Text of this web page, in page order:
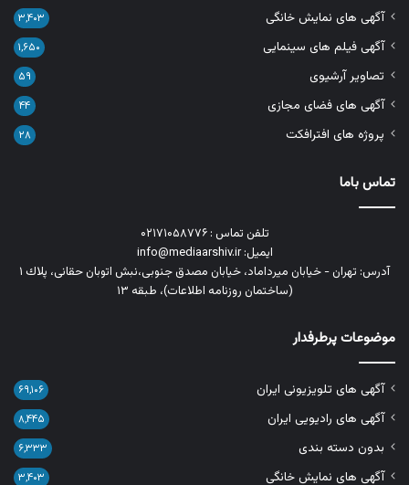
آگهی های نمایش خانگی ۳,۴۰۳
آگهی فیلم های سینمایی ۱,۶۵۰
تصاویر آرشیوی ۵۹
آگهی های فضای مجازی ۴۴
پروژه های افترافکت ۲۸
تماس باما
تلفن تماس : ۰۲۱۷۱۰۵۸۷۷۶
ایمیل: info@mediaarshiv.ir
آدرس: تهران - خیابان میرداماد، خیابان مصدق جنوبی،نبش اتوبان حقانی، پلاك ١
(ساختمان روزنامه اطلاعات)، طبقه ۱۳
موضوعات پرطرفدار
آگهی های تلویزیونی ایران ۶۹,۱۰۶
آگهی های رادیویی ایران ۸,۴۴۵
بدون دسته بندی ۶,۳۳۳
آگهی های نمایش خانگی ۳,۴۰۳